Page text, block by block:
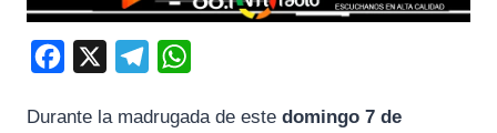
c
l
a
Durante la madrugada de este domingo 7 de